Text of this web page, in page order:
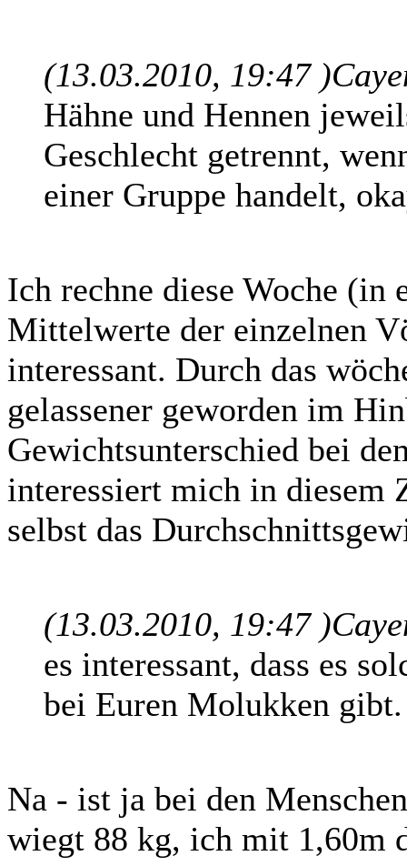
(13.03.2010, 19:47 )
Hähne und Hennen
Geschlecht getrennt,
einer Gruppe handelt,
Ich rechne diese Woche
Mittelwerte der einzelnen
interessant. Durch das
gelassener geworden im
Gewichtsunterschied bei
interessiert mich in diesem
selbst das
(13.03.2010, 19:47 )
es interessant, dass es
bei Euren Molukken
Na - ist ja bei den
wiegt 88 kg, ich mit 1,60m